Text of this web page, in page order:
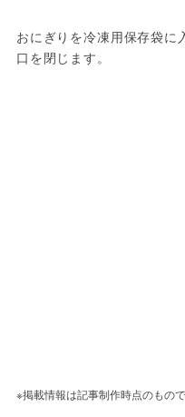
おにぎりを冷凍用保存袋に
口を閉じます。
※掲載情報は記事制作時点のもの